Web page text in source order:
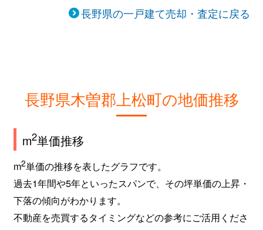
長野県の一戸建て売却・査定に戻る
長野県木曽郡上松町の地価推移
m2単価推移
m2単価の推移を表したグラフです。
過去1年間や5年といったスパンで、その坪単価の上昇・
下落の傾向がわかります。
不動産を売買するタイミングなどの参考にご活用くださ